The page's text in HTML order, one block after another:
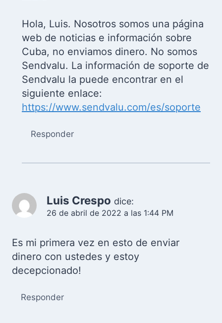
Hola, Luis. Nosotros somos una página
web de noticias e información sobre
Cuba, no enviamos dinero. No somos
Sendvalu. La información de soporte de
Sendvalu la puede encontrar en el
siguiente enlace:
https://www.sendvalu.com/es/soporte
Responder
Luis Crespo dice:
26 de abril de 2022 a las 1:44 PM
Es mi primera vez en esto de enviar
dinero con ustedes y estoy
decepcionado!
Responder